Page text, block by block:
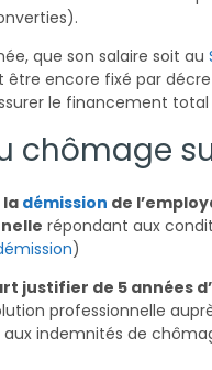
que son salaire soit au
encore fixé par
le financement
chômage
la démission de
répondant aux
)
justifier de 5 années
professionnelle
indemnités de